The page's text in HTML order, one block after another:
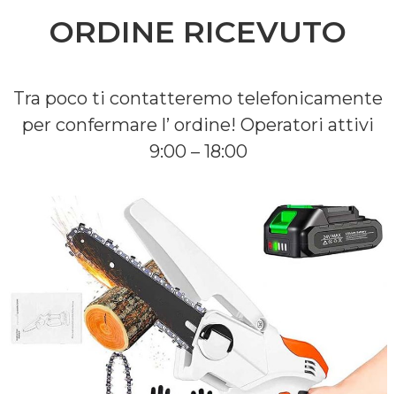
ORDINE RICEVUTO
Tra poco ti contatteremo telefonicamente
per confermare l’ ordine! Operatori attivi
9:00 – 18:00